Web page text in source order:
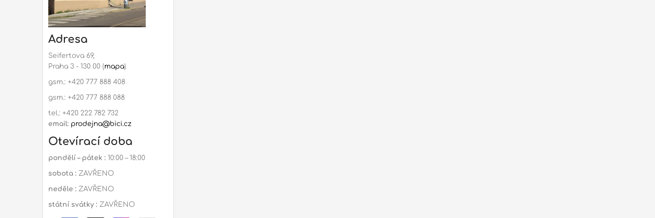
Adresa
Seifertova 69,
Praha 3 - 130 00 (mapa)
gsm.: +420 777 888 408
gsm.: +420 777 888 088
tel.: +420 222 782 732
email: prodejna@bici.cz
Otevírací doba
pondělí – pátek : 10:00 – 18:00
sobota : ZAVŘENO
neděle : ZAVŘENO
státní svátky : ZAVŘENO